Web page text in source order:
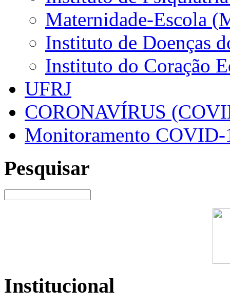
Maternidade-Escola
Instituto de Doenças
Instituto do Coração
UFRJ
CORONAVÍRUS
Monitoramento COVID-
Pesquisar
Institucional